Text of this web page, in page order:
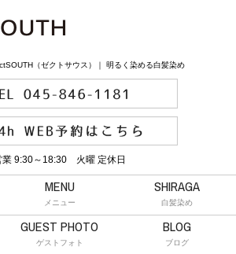
（ゼクトサウス）｜ 明るく染める白髪染め
業 9:30～18:30 火曜 定休日
MENU
メニュー
SHIRAGA
白髪染め
GUEST PHOTO
ゲストフォト
BLOG
ブログ